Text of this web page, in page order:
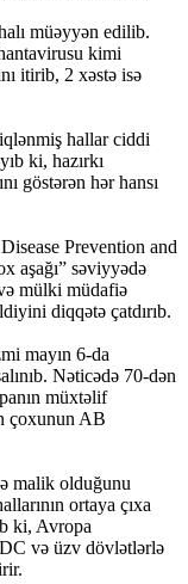
müəyyən edilib.
kimi
itirib, 2 xəstə isə
hallar ciddi
ki, hazırkı
göstərən hər hansı
Prevention and
aşağı” səviyyədə
mülki müdafiə
diqqətə çatdırıb.
mayın 6-da
Nəticədə 70-dən
müxtəlif
çoxunun AB
malik olduğunu
ortaya çıxa
ki, Avropa
və üzv dövlətlərlə